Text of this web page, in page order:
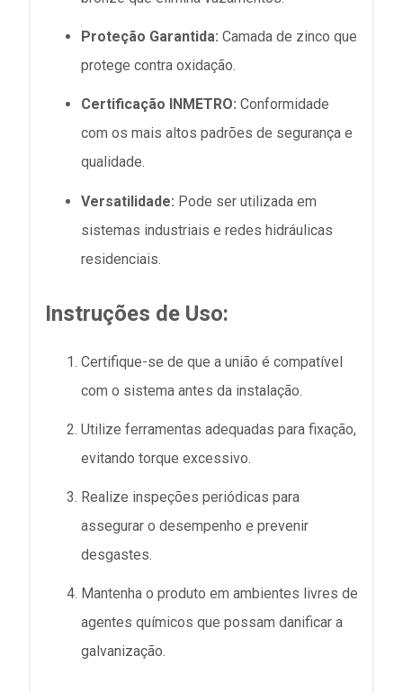
Proteção Garantida: Camada de zinco que
protege contra oxidação.
Certificação INMETRO: Conformidade
com os mais altos padrões de segurança e
qualidade.
Versatilidade: Pode ser utilizada em
sistemas industriais e redes hidráulicas
residenciais.
Instruções de Uso:
Certifique-se de que a união é compatível
com o sistema antes da instalação.
Utilize ferramentas adequadas para fixação,
evitando torque excessivo.
Realize inspeções periódicas para
assegurar o desempenho e prevenir
desgastes.
Mantenha o produto em ambientes livres de
agentes químicos que possam danificar a
galvanização.